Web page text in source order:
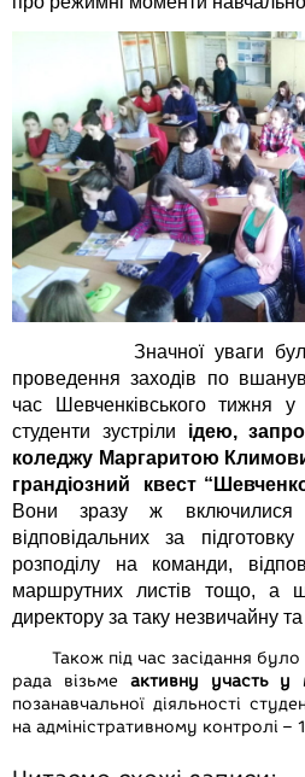
r
Значної уваги було
проведення заходів по
час Шевченківського тижня
студенти зустріли ідею,
коледжу Маргаритою
грандіозний квест
Вони зразу ж включилися
відповідальних за
розподілу на команди,
маршрутних листів тощо, а
директору за таку незвичайну та
Також під час засідання було
рада візьме активну участь у
позанавчальної діяльності
на адміністративному контролі –